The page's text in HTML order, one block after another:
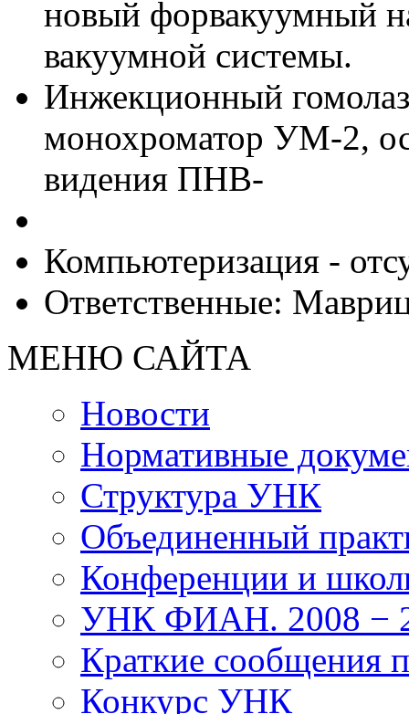
новый форвакуумный
вакуумной системы.
Инжекционный
монохроматор УМ-2,
видения ПНВ-
Компьютеризация -
Ответственные:
МЕНЮ САЙТА
Новости
Нормативные
Структура УНК
Объединенный
Конференции и
УНК ФИАН. 2008 −
Краткие
Конкурс УНК